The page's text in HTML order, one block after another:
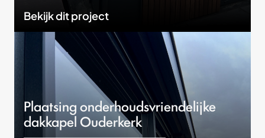
Bekijk dit project
Plaatsing onderhoudsvriendelijke
dakkapel Ouderkerk